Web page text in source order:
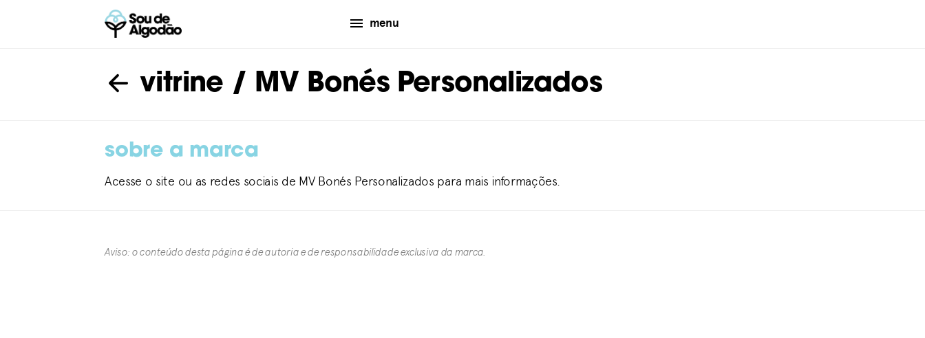
menu
vitrine / MV Bonés Personalizados
sobre a marca
Acesse o site ou as redes sociais de MV Bonés Personalizados para mais informações.
Aviso: o conteúdo desta página é de autoria e de responsabilidade exclusiva da marca.​